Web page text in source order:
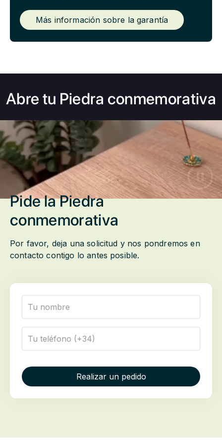
Más información sobre la garantía
Abre tu Piedra conmemorativa
Pide la Piedra
conmemorativa
Por favor, deja una solicitud y nos pondremos en
contacto contigo lo antes posible.